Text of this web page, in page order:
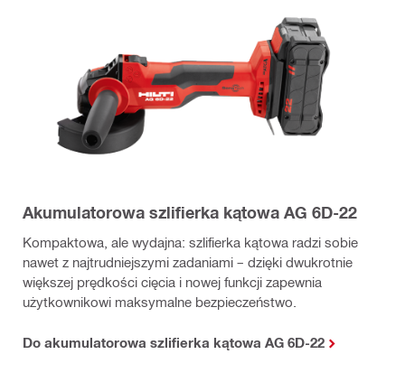
Akumulatorowa szlifierka kątowa AG 6D-22
Kompaktowa, ale wydajna: szlifierka kątowa radzi sobie
nawet z najtrudniejszymi zadaniami – dzięki dwukrotnie
większej prędkości cięcia i nowej funkcji zapewnia
użytkownikowi maksymalne bezpieczeństwo.
Do akumulatorowa szlifierka kątowa AG 6D-22